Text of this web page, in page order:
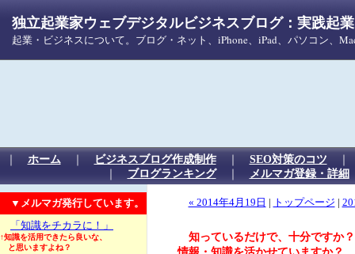
独立起業家ウェブデジタルビジネスブログ：実践起
起業・ビジネスについて。ブログ・ネット、iPhone、iPad、パソコン、
｜ ホーム ｜ ビジネスブログ作成制作｜ SEO対策のコツ
｜ ブログランキング｜ メルマガ登録・詳細
▼メルマガ発行しています。
「知識をチカラに！」
↑知識を活用できたら良いな、
と思いますよね？
« 2014年4月19日 トップページ
知っているだけで、十分ですか？